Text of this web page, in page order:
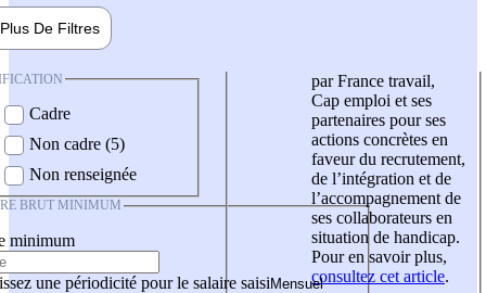
Plus De Filtres
Cadre
Non cadre (5)
Non renseignée
BRUT MINIMUM
minimum
une périodicité pour le salaire saisi
par France travail,
Cap emploi et ses
partenaires pour ses
actions concrètes en
faveur du recrutement,
de l’intégration et de
l’accompagnement de
ses collaborateurs en
situation de handicap.
Pour en savoir plus,
consultez cet article.